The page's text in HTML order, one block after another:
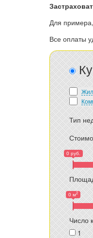
Для
Все оплаты
Тип
0 руб.
0 м2
Число
1